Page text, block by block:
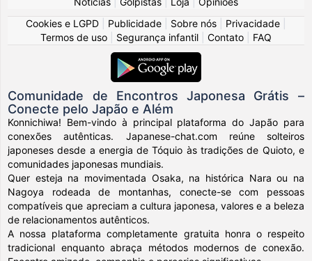
Cookies e LGPD
Publicidade Sobre nós Privacidade
Termos de uso
Segurança infantil Contato FAQ
Comunidade de Encontros Japonesa Grátis –
Conecte pelo Japão e Além
Konnichiwa! Bem-vindo à principal plataforma do Japão para
conexões autênticas. Japanese-chat.com reúne solteiros
japoneses desde a energia de Tóquio às tradições de Quioto, e
comunidades japonesas mundiais.
Quer esteja na movimentada Osaka, na histórica Nara ou na
Nagoya rodeada de montanhas, conecte-se com pessoas
compatíveis que apreciam a cultura japonesa, valores e a beleza
de relacionamentos autênticos.
A nossa plataforma completamente gratuita honra o respeito
tradicional enquanto abraça métodos modernos de conexão.